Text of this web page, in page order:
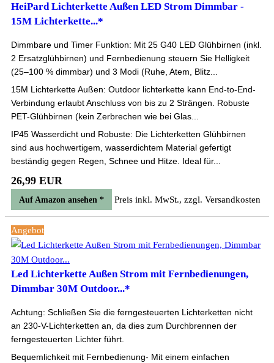
HeiPard Lichterkette Außen LED Strom Dimmbar -
15M Lichterkette...*
Dimmbare und Timer Funktion: Mit 25 G40 LED Glühbirnen (inkl.
2 Ersatzglühbirnen) und Fernbedienung steuern Sie Helligkeit
(25–100 % dimmbar) und 3 Modi (Ruhe, Atem, Blitz...
15M Lichterkette Außen: Outdoor lichterkette kann End-to-End-
Verbindung erlaubt Anschluss von bis zu 2 Strängen. Robuste
PET-Glühbirnen (kein Zerbrechen wie bei Glas...
IP45 Wasserdicht und Robuste: Die Lichterketten Glühbirnen
sind aus hochwertigem, wasserdichtem Material gefertigt
beständig gegen Regen, Schnee und Hitze. Ideal für...
26,99 EUR
Auf Amazon ansehen * Preis inkl. MwSt., zzgl. Versandkosten
Angebot
Led Lichterkette Außen Strom mit Fernbedienungen,
Dimmbar 30M Outdoor...*
Achtung: Schließen Sie die ferngesteuerten Lichterketten nicht
an 230-V-Lichterketten an, da dies zum Durchbrennen der
ferngesteuerten Lichter führt.
Bequemlichkeit mit Fernbedienung- Mit einem einfachen